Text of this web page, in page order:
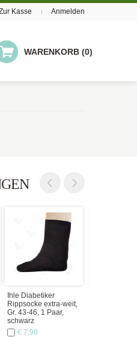
Kasse Anmelden
WARENKORB (0)
Ihle Diabetiker
Rippsocke extra-weit,
Gr. 43-46, 1 Paar,
schwarz
€ 7,98